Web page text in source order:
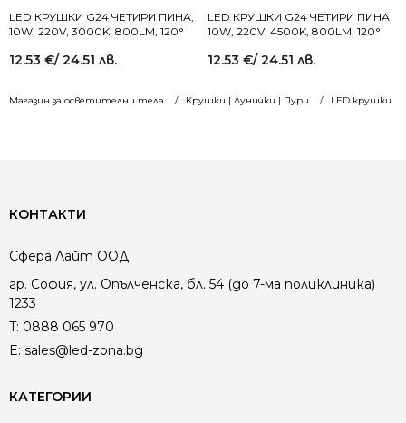
Магазин за осветителни тела Крушки | Лунички | Пури LED крушки
LED КРУШКИ G24 ЧЕТИРИ ПИНА,
10W, 220V, 3000K, 800LM, 120°
12.53 €/ 24.51 лв.
LED КРУШКИ G24 ЧЕТИРИ ПИНА,
10W, 220V, 4500K, 800LM, 120°
12.53 €/ 24.51 лв.
КОНТАКТИ
Сфера Лайт ООД
гр. София, ул. Опълченска, бл. 54 (до 7-ма поликлиника)
1233
T: 0888 065 970
E: sales@led-zona.bg
КАТЕГОРИИ